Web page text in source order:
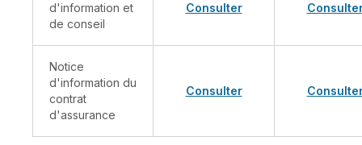
d'information et
de conseil
Consulter
Notice
d'information du
contrat
d'assurance
Consulter